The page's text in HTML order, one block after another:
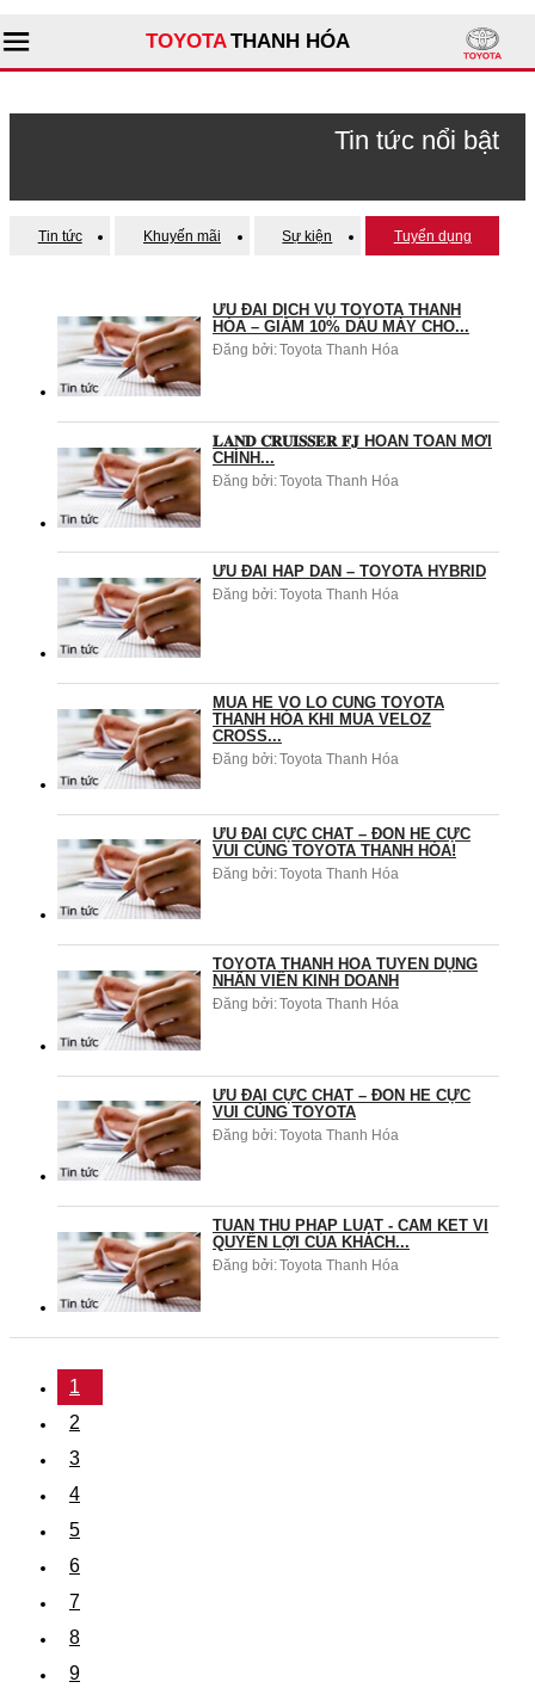
TOYOTATHANH HÓA
Giới thiệu đại lý
Dịch vụ
Tư vấn
Tin tức nổi bật
Tin tức Khuyến mãi Sự kiện Tuyển dụng
ƯU ĐÃI DỊCH VỤ TOYOTA THANH
HÓA – GIẢM 10% DẦU MÁY CHO...
Đăng bởi:Toyota Thanh Hóa
𝐋𝐀𝐍𝐃 𝐂𝐑𝐔𝐈𝐒𝐒𝐄𝐑 𝐅𝐉 HOÀN TOÀN MỚI
CHÍNH...
Đăng bởi:Toyota Thanh Hóa
ƯU ĐÃI HẤP DẪN – TOYOTA HYBRID
Đăng bởi:Toyota Thanh Hóa
MÙA HÈ VÔ LO CÙNG TOYOTA
THANH HÓA KHI MUA VELOZ
CROSS...
Đăng bởi:Toyota Thanh Hóa
ƯU ĐÃI CỰC CHẤT – ĐÓN HÈ CỰC
VUI CÙNG TOYOTA THANH HÓA!
Đăng bởi:Toyota Thanh Hóa
TOYOTA THANH HÓA TUYỂN DỤNG
NHÂN VIÊN KINH DOANH
Đăng bởi:Toyota Thanh Hóa
ƯU ĐÃI CỰC CHẤT – ĐÓN HÈ CỰC
VUI CÙNG TOYOTA
Đăng bởi:Toyota Thanh Hóa
TUÂN THỦ PHÁP LUẬT - CAM KẾT VÌ
QUYỀN LỢI CỦA KHÁCH...
Đăng bởi:Toyota Thanh Hóa
1
2
3
4
5
6
7
8
9